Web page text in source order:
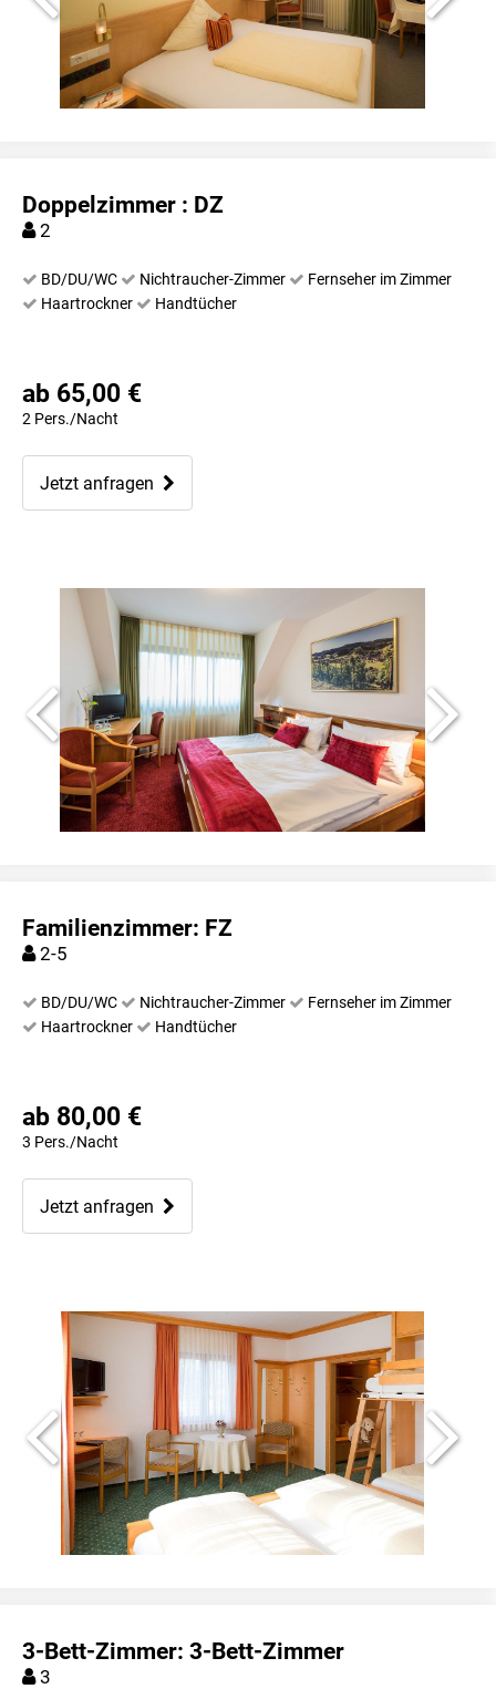
Doppelzimmer : DZ
2
BD/DU/WC Nichtraucher-Zimmer
Fernseher im Zimmer
Haartrockner
Handtücher
ab 65,00 €
2 Pers./Nacht
Jetzt anfragen
Familienzimmer: FZ
2-5
BD/DU/WC Nichtraucher-Zimmer
Fernseher im Zimmer
Haartrockner
Handtücher
ab 80,00 €
3 Pers./Nacht
Jetzt anfragen
3-Bett-Zimmer: 3-Bett-Zimmer
3